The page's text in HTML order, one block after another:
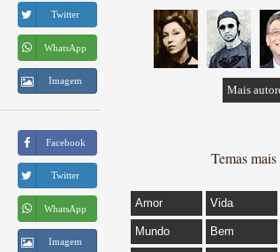
Twitter
WhatsApp
Imagem
Facebook
Twitter
WhatsApp
Imagem
Mais
Temas
Amor Vida
Mundo Bem